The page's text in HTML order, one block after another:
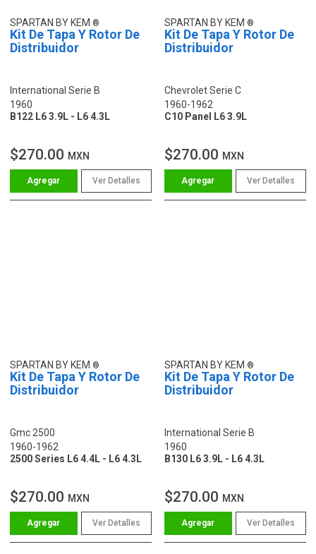
SPARTAN BY KEM
Kit De Tapa Y Rotor De
Distribuidor
International Serie B
1960
B122 L6 3.9L - L6 4.3L
$270.00 MXN
Ver Detalles
SPARTAN BY KEM
Kit De Tapa Y Rotor De
Distribuidor
Chevrolet Serie C
1960-1962
C10 Panel L6 3.9L
$270.00 MXN
Ver Detalles
SPARTAN BY KEM
Kit De Tapa Y Rotor De
Distribuidor
Gmc 2500
1960-1962
2500 Series L6 4.4L - L6 4.3L
$270.00 MXN
Ver Detalles
SPARTAN BY KEM
Kit De Tapa Y Rotor De
Distribuidor
International Serie B
1960
B130 L6 3.9L - L6 4.3L
$270.00 MXN
Ver Detalles